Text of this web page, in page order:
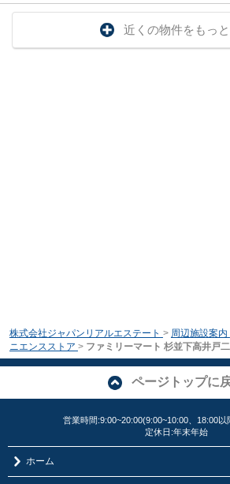
近くの物件をもっ
株式会社ジャパンリアルエステート > 周辺施設案内
ニエンスストア > ファミリーマート 杉並下高井戸
ページトップに
営業時間:9:00~20:00(9:00~10:00、18:00以
定休日:年末年始
ホーム